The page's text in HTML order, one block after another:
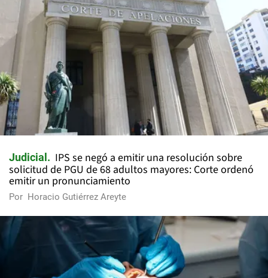
Judicial
IPS se negó a emitir una resolución sobre
solicitud de PGU de 68 adultos mayores: Corte ordenó
emitir un pronunciamiento
Por Horacio Gutiérrez Areyte